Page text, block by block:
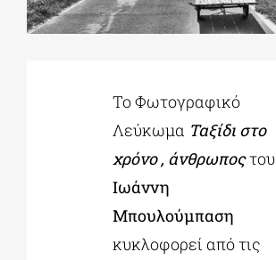
ΕΚΠΑΙΔΕΥΤΙΚΑ ΙΔΡΥΜΑΤΑ
ΠΟΛΙΤΙΣΤΙΚΟΙ ΦΟΡΕΙΣ
Το Φωτογραφικό
Λεύκωμα Ταξίδι στο
χρόνο , άνθρωποςτου
Ιωάννη
Μπουλούμπαση
κυκλοφορεί από τις